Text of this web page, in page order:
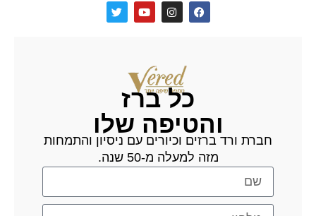
כל ברז
והטיפה שלו
חברת ורד ברזים וכיורים עם ניסיון והתמחות
מזה למעלה מ-50 שנה.